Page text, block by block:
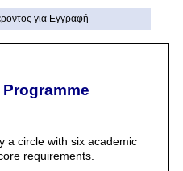
για Εγγραφή
a circle with six academic
requirements.